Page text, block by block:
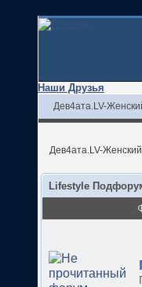
Наши Друзья
Дев4ата.LV-
Дев4ата.LV-
Lifestyle